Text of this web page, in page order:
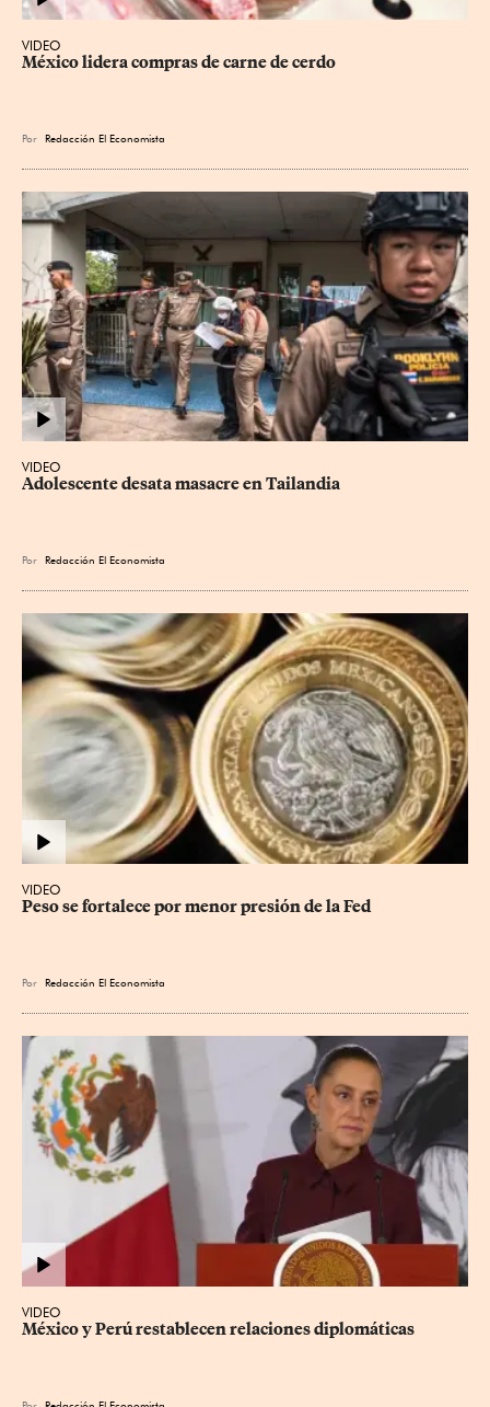
VIDEO
México lidera compras de carne de cerdo
Por Redacción El Economista
VIDEO
Adolescente desata masacre en Tailandia
Por Redacción El Economista
VIDEO
Peso se fortalece por menor presión de la Fed
Por Redacción El Economista
VIDEO
México y Perú restablecen relaciones diplomáticas